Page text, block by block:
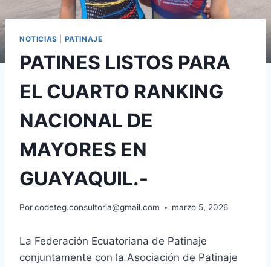
NOTICIAS PATINAJE
PATINES LISTOS PARA
EL CUARTO RANKING
NACIONAL DE
MAYORES EN
GUAYAQUIL.-
Porcodeteg.consultoria@gmail.com marzo 5, 2026
La Federación Ecuatoriana de Patinaje
conjuntamente con la Asociación de Patinaje